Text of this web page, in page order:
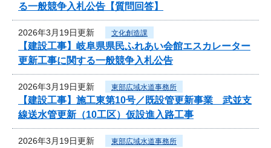
る一般競争入札公告【質問回答】
2026年3月19日更新 文化創造課
【建設工事】岐阜県県民ふれあい会館エスカレーター
更新工事に関する一般競争入札公告
2026年3月19日更新 東部広域水道事務所
【建設工事】施工東第10号／既設管更新事業 武並支
線送水管更新（10工区）仮設進入路工事
2026年3月19日更新 東部広域水道事務所